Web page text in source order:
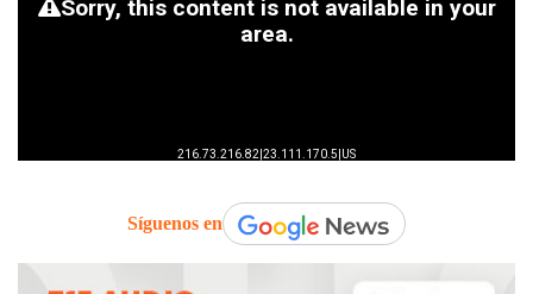
Síguenos en